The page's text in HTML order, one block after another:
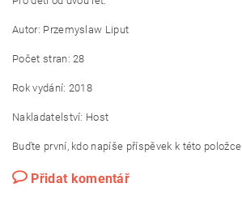
Autor: Przemyslaw Liput
Počet stran: 28
Rok vydání: 2018
Nakladatelství: Host
Buďte první, kdo napíše příspěvek k této položce.
Přidat komentář